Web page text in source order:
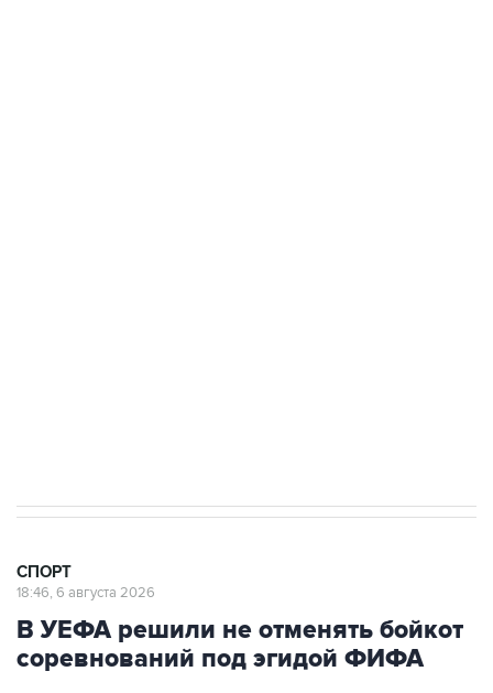
СПОРТ
18:46, 6 августа 2026
В УЕФА решили не отменять бойкот
соревнований под эгидой ФИФА